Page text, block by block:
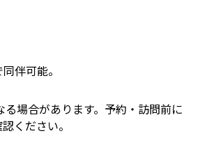
伴可能。
場合があります。予約・訪問前に
ください。